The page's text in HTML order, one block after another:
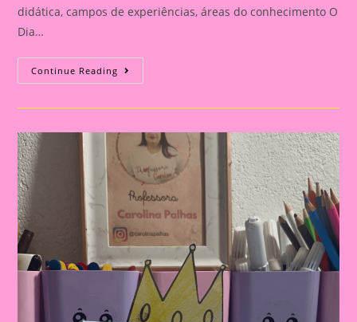
didática, campos de experiências, áreas do conhecimento O
Dia…
Continue Reading Cartão
Lembrança
O
Pais
|
Dia
Dos
Pais:
Celebrando
Importância
Da
Figura
Paterna